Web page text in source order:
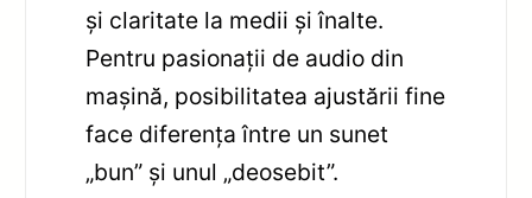
și claritate la medii și înalte.
Pentru pasionații de audio din
mașină, posibilitatea ajustării fine
face diferența între un sunet
„bun” și unul „deosebit”.